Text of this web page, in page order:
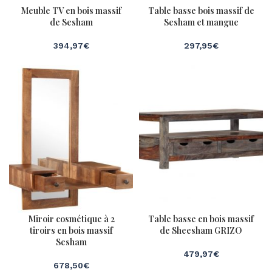
Meuble TV en bois massif
de Sesham
394,97€
Table basse bois massif de
Sesham et mangue
297,95€
Miroir cosmétique à 2
tiroirs en bois massif
Sesham
678,50€
Table basse en bois massif
de Sheesham GRIZO
479,97€